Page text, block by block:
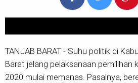
TANJAB BARAT - Suhu politik di
Barat jelang pelaksanaan pemilihan
2020 mulai memanas. Pasalnya,